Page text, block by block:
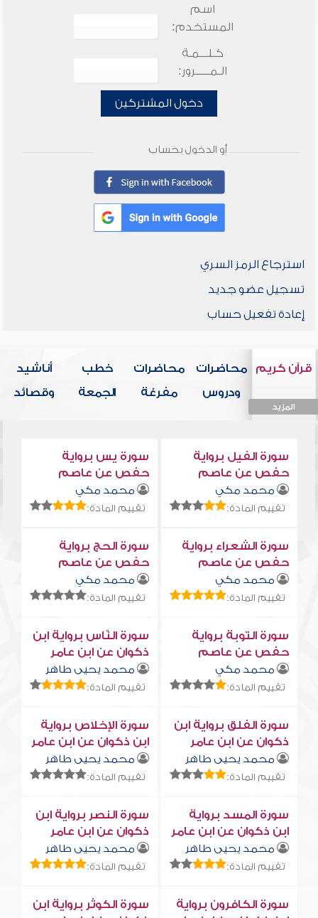
اسم
المستخدم:
كـلـــمـة
الـمـــــرور:
دخول المشتركين
أو الدخول بحساب
استرجاع الرمز السري
تسجيل عضو جديد
إعادة تفعيل حساب
قرآن كريم
المزيد
محاضرات
ودروس
محاضرات
مفرغة
خطب
الجمعة
أناشيد
وقصائد
سورة الفيل برواية
حفص عن عاصم
محمد مكي
تقييم المادة:
سورة يس برواية
حفص عن عاصم
محمد مكي
تقييم المادة:
سورة الشعراء برواية
حفص عن عاصم
محمد مكي
تقييم المادة:
سورة الحج برواية
حفص عن عاصم
محمد مكي
تقييم المادة:
سورة التوبة برواية
حفص عن عاصم
محمد مكي
تقييم المادة:
سورة النّاس برواية ابن
ذكوان عن ابن عامر
محمد يحيى طاهر
تقييم المادة:
سورة الفلق برواية ابن
ذكوان عن ابن عامر
محمد يحيى طاهر
تقييم المادة:
سورة الإخلاص برواية
ابن ذكوان عن ابن عامر
محمد يحيى طاهر
تقييم المادة:
سورة المسد برواية
ابن ذكوان عن ابن عامر
محمد يحيى طاهر
تقييم المادة:
سورة النصر برواية ابن
ذكوان عن ابن عامر
محمد يحيى طاهر
تقييم المادة:
سورة الكافرون برواية
سورة الكوثر برواية ابن